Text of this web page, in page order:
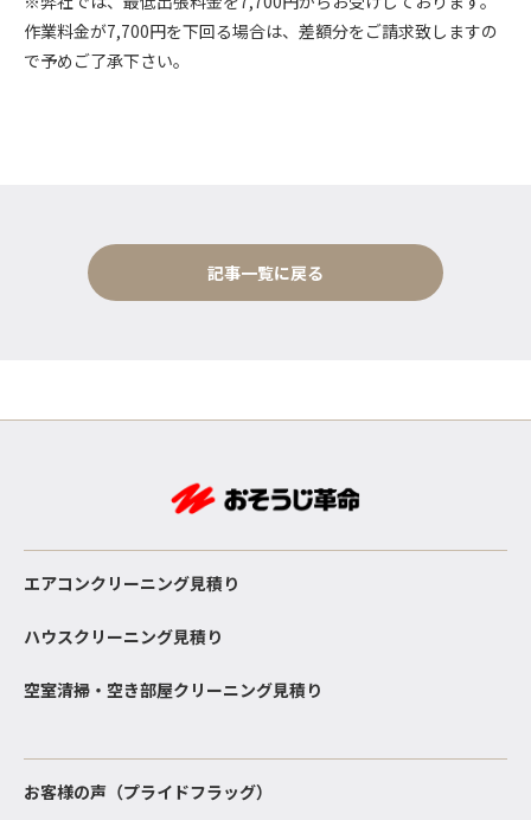
作業料金が7,700円を下回る場合は、差額分をご請求致しますの
で予めご了承下さい。
記事一覧に戻る
エアコンクリーニング見積り
ハウスクリーニング見積り
空室清掃・空き部屋クリーニング見積り
お客様の声（プライドフラッグ）